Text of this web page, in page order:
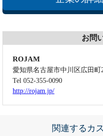
お問
ROJAM
愛知県名古屋市中川区広田町
Tel 052-355-0090
http://rojam.jp/
関連するカ